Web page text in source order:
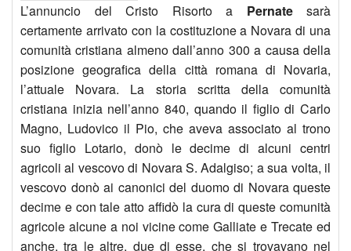
di
(Val
del
del
una
L’annuncio del Cristo Risorto a Pernatesarà
certamente arrivato con la costituzione a Novara di una
comunità cristiana almeno dall’anno 300 a causa della
posizione geografica della città romana di Novaria,
l’attuale Novara. La storia scritta della comunità
cristiana inizia nell’anno 840, quando il figlio di Carlo
Magno, Ludovico il Pio, che aveva associato al trono
suo figlio Lotario, donò le decime di alcuni centri
agricoli al vescovo di Novara S. Adalgiso; a sua volta, il
vescovo donò ai canonici del duomo di Novara queste
decime e con tale atto affidò la cura di queste comunità
agricole alcune a noi vicine come Galliate e Trecate ed
anche, tra le altre, due di esse, che si trovavano nel